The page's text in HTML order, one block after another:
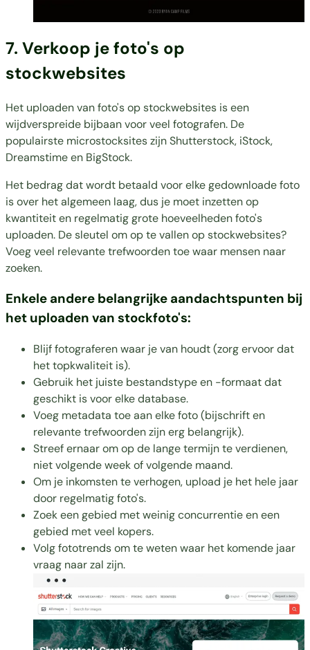
7. Verkoop je foto's op
stockwebsites
Het uploaden van foto's op stockwebsites is een
wijdverspreide bijbaan voor veel fotografen. De
populairste microstocksites zijnShutterstock, iStock,
Dreamstimeen BigStock.
Het bedrag dat wordt betaald voor elke gedownloade foto
is over het algemeen laag, dus je moet inzetten op
kwantiteit en regelmatig grote hoeveelheden foto's
uploaden. De sleutel om op te vallen op stockwebsites?
Voeg veel relevante trefwoorden toe waar mensen naar
zoeken.
Enkele andere belangrijke aandachtspunten bij
het uploaden van stockfoto's:
Blijf fotograferen waar je van houdt (zorg ervoor dat
het topkwaliteit is).
Gebruik het juiste bestandstype en -formaat dat
geschikt is voor elke database.
Voeg metadata toe aan elke foto (bijschrift en
relevante trefwoorden zijn erg belangrijk).
Streef ernaar om op de lange termijn te verdienen,
niet volgende week of volgende maand.
Om je inkomsten te verhogen, upload je het hele jaar
door regelmatig foto's.
Zoek een gebied met weinig concurrentie en een
gebied met veel kopers.
Volg fototrends om te weten waar het komende jaar
vraag naar zal zijn.